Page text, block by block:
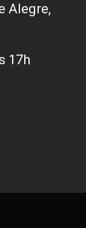
Alegre,
17h